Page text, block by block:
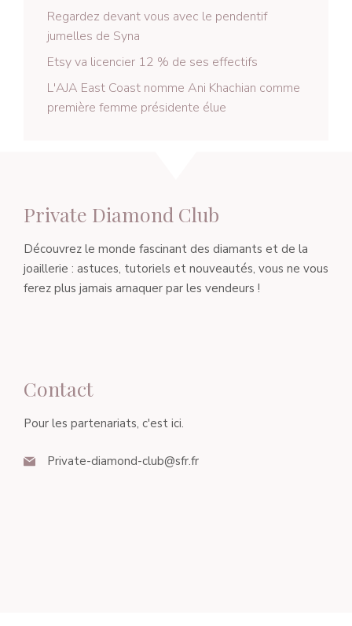
Regardez devant vous avec le pendentif
jumelles de Syna
Etsy va licencier 12 % de ses effectifs
L'AJA East Coast nomme Ani Khachian comme
première femme présidente élue
Private Diamond Club
Découvrez le monde fascinant des diamants et de la
joaillerie : astuces, tutoriels et nouveautés, vous ne vous
ferez plus jamais arnaquer par les vendeurs !
Contact
Pour les partenariats, c'est ici.
Private-diamond-club@sfr.fr